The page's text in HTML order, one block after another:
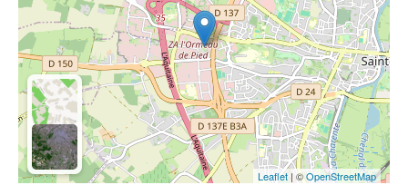
Leaflet | ©OpenStreetMap